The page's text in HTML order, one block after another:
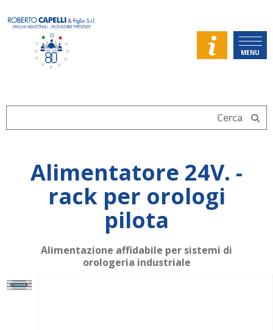
MENU
Alimentatore 24V. -
rack per orologi
pilota
Alimentazione affidabile per sistemi di
orologeria industriale